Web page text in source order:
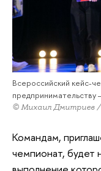
Всероссийский кейс-
предпринимательству
© Михаил Дмитриев
Командам,
чемпионат, будет